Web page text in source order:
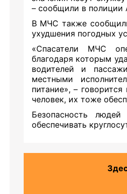
– сообщили в полиции
В МЧС также
ухудшения погодных
«Спасатели МЧС
благодаря которым
водителей и
местными
питание», –
человек, их тоже
Безопасность
обеспечивать